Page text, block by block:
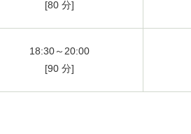
[80 分]
18:30～20:00
[90 分]